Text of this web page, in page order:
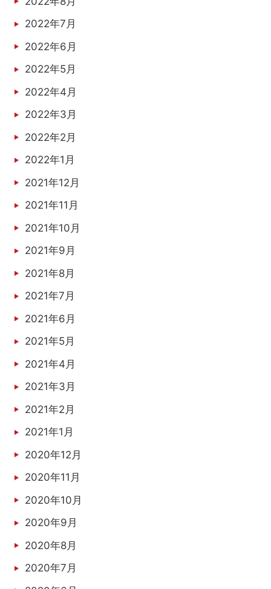
2022年7月
2022年6月
2022年5月
2022年4月
2022年3月
2022年2月
2022年1月
2021年12月
2021年11月
2021年10月
2021年9月
2021年8月
2021年7月
2021年6月
2021年5月
2021年4月
2021年3月
2021年2月
2021年1月
2020年12月
2020年11月
2020年10月
2020年9月
2020年8月
2020年7月